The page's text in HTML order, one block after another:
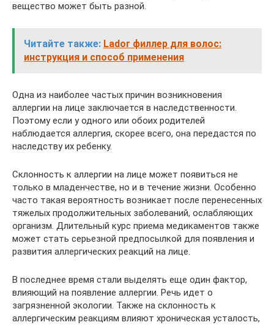
вещество может быть разной.
Читайте также: Lador филлер для волос:
инструкция и способ применения
Одна из наиболее частых причин возникновения
аллергии на лице заключается в наследственности.
Поэтому если у одного или обоих родителей
наблюдается аллергия, скорее всего, она передастся по
наследству их ребенку.
Склонность к аллергии на лице может появиться не
только в младенчестве, но и в течение жизни. Особенно
часто такая вероятность возникает после перенесенных
тяжелых продолжительных заболеваний, ослабляющих
организм. Длительный курс приема медикаментов также
может стать серьезной предпосылкой для появления и
развития аллергических реакций на лице.
В последнее время стали выделять еще один фактор,
влияющий на появление аллергии. Речь идет о
загрязненной экологии. Также на склонность к
аллергическим реакциям влияют хроническая усталость,